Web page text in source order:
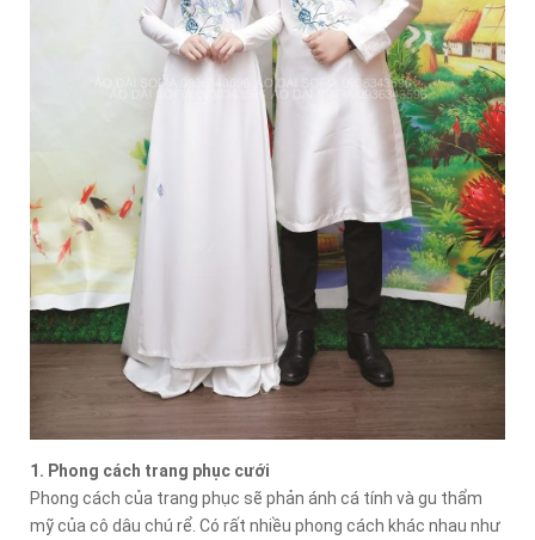
1. Phong cách trang phục cưới
Phong cách của trang phục sẽ phản ánh cá tính và gu thẩm
mỹ của cô dâu chú rể. Có rất nhiều phong cách khác nhau như